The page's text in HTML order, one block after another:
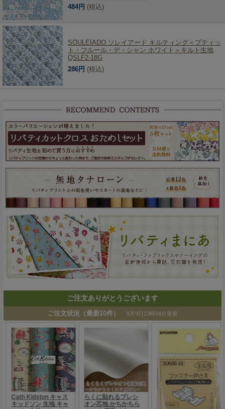
484円 (税込)
SOULEIADO ソレイアード キルティング＜プティッ
ト・フルール・デ・シャン ホワイト＞キルト生地
QSLF2-18G
286円 (税込)
ご注文ありがとうございます